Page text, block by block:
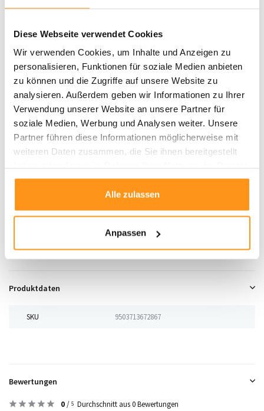
Diese Webseite verwendet Cookies
Wir verwenden Cookies, um Inhalte und Anzeigen zu
personalisieren, Funktionen für soziale Medien anbieten
zu können und die Zugriffe auf unsere Website zu
analysieren. Außerdem geben wir Informationen zu Ihrer
Verwendung unserer Website an unsere Partner für
soziale Medien, Werbung und Analysen weiter. Unsere
Partner führen diese Informationen möglicherweise mit
weiteren Daten zusammen, die Sie ihnen bereitgestellt
gesammelt haben.
Alle zulassen
Anpassen
zumBohemian-Stil, bringt der Teppich eine entspannte, aber dennoch
Florhöhe:
6 mm – ideal für stark frequentierte Bereiche
Rückseite: Latexrückseite mit Anti-Rutsch-Beschichtung
Pflege:
Staub und Haare lassen sich leicht entfernen; Flecken mit
einem feuchten Tuch abwischen
Geeignet für Haustiere:
Perfekt für Haushalte mit Tieren geeignet
Herstellungsland:
Belgien
Material:
Warum der Clyde Teppich?
Dieser Teppich bietet die ideale Kombination ausVielseitigkeit,
modernem Design
Produktdaten
SKU 9503713672867
Bewertungen
0/ 5 Durchschnitt aus 0 Bewertungen